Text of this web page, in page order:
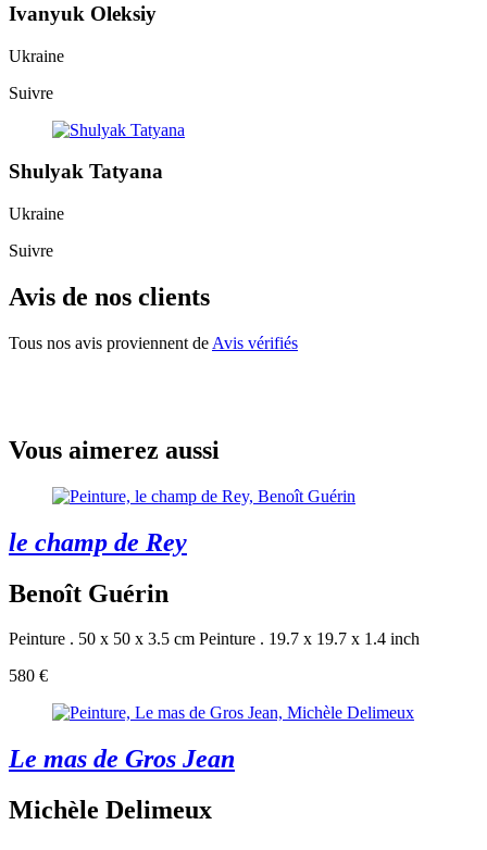
Ivanyuk Oleksiy
Ukraine
Suivre
Shulyak Tatyana
Ukraine
Suivre
Avis de nos clients
Tous nos avis proviennent de Avis vérifiés
Vous aimerez aussi
le champ de Rey
Benoît Guérin
Peinture . 50 x 50 x 3.5 cm Peinture . 19.7 x 19.7 x 1.4 inch
580 €
Le mas de Gros Jean
Michèle Delimeux